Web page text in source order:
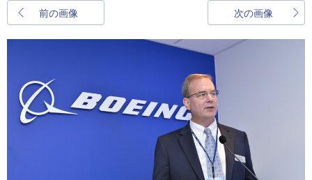
前の画像 次の画像